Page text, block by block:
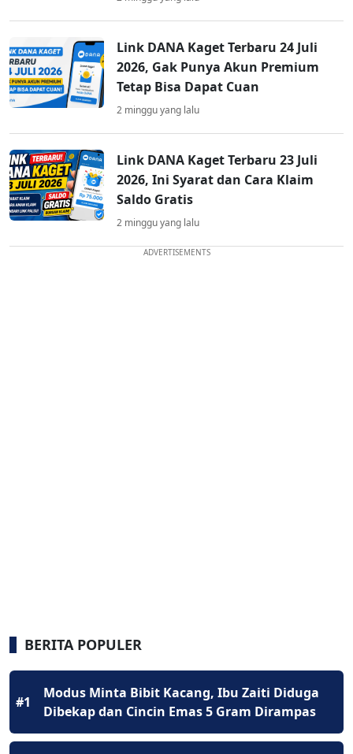
Link DANA Kaget Terbaru 24 Juli
2026, Gak Punya Akun Premium
Tetap Bisa Dapat Cuan
2 minggu yang lalu
Link DANA Kaget Terbaru 23 Juli
2026, Ini Syarat dan Cara Klaim
Saldo Gratis
2 minggu yang lalu
ADVERTISEMENTS
BERITA POPULER
#1
Modus Minta Bibit Kacang, Ibu Zaiti Diduga
Dibekap dan Cincin Emas 5 Gram Dirampas